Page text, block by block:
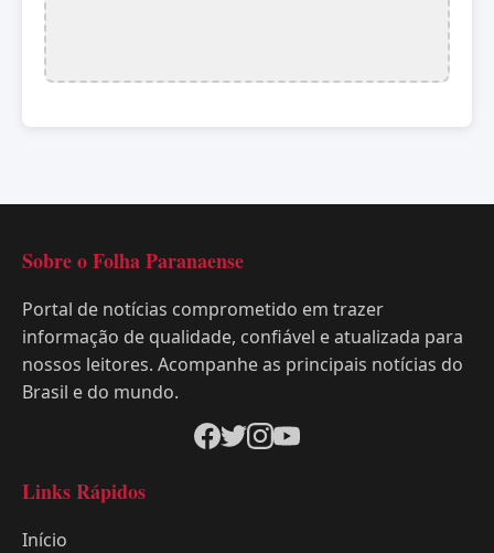
Sobre o Folha Paranaense
Portal de notícias comprometido em trazer
informação de qualidade, confiável e atualizada para
nossos leitores. Acompanhe as principais notícias do
Brasil e do mundo.
Links Rápidos
Início